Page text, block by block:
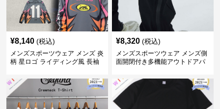
¥8,140 (税込)
メンズスポーツウェア メンズ 炎
柄 星ロゴ ライディング風 長袖
¥8,320 (税込)
メンズスポーツウェア メンズ側
面開閉付き多機能アウトドアパ